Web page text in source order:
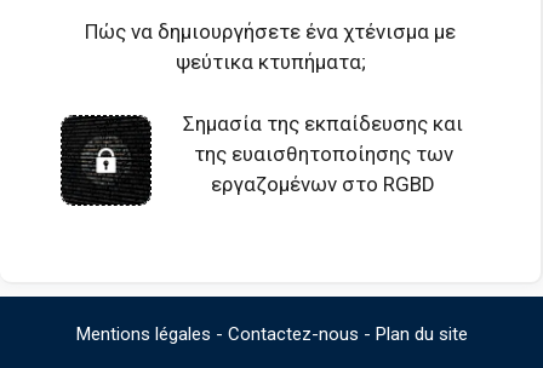
Πώς να δημιουργήσετε ένα χτένισμα με
ψεύτικα κτυπήματα;
Σημασία της εκπαίδευσης και
της ευαισθητοποίησης των
εργαζομένων στο RGBD
Mentions légales - Contactez-nous - Plan du site